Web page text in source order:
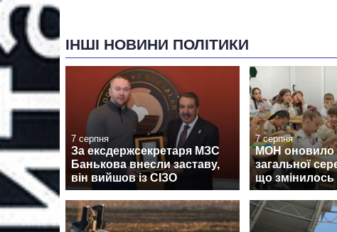
ІНШІ НОВИНИ ПОЛІТИКИ
7 серпня
За ексдержсекретаря МЗС
Банькова внесли заставу,
він вийшов із СІЗО
7 серпня
МОН оновило
загальної
що змінилось